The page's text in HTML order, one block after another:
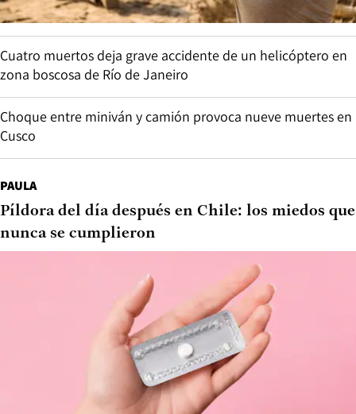
Cuatro muertos deja grave accidente de un helicóptero en
zona boscosa de Río de Janeiro
Choque entre miniván y camión provoca nueve muertes en
Cusco
PAULA
Píldora del día después en Chile: los miedos que
nunca se cumplieron